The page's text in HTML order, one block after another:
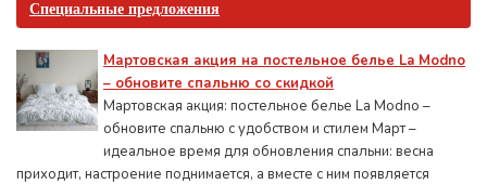
Специальные предложения
Мартовская акция на постельное белье La Modno
– обновите спальню со скидкой
Мартовская акция: постельное белье La Modno –
обновите спальню с удобством и стилем Март –
идеальное время для обновления спальни: весна
приходит, настроение поднимается, а вместе с ним появляется